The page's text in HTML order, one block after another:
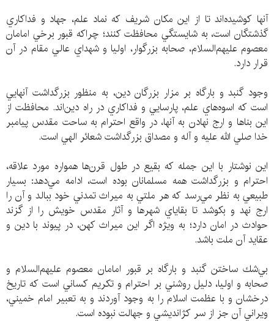
آنها كوشيده‌اند تا از اين مكان شريف كه نماد علم، جهاد و فداكاري
گذشتگان است، به شايستگي محافظت كنند؛ چراكه قبور برخي امامان
معصوم عليهم‌السلام، صحابه بزرگوار، اوليا و شهداي عالي مقام در آن
قرار دارد.
وجود گنبد و بارگاه بر مزار بزرگان دين، به منظور بزرگداشت آنهايي
است كه اسوه‌هاي علم، پارسايي و فداكاري در راه دين‌اند. محافظت از
اين بناها و ارج نهادن به آنها، در واقع احترام به ساحت مقدس پيامبر
خدا صلي الله عليه و آله و مصداق بزرگداشت شعائر الهي است.
اين نوشتار با اين جمله كه بقيع در طول قرن‌ها همواره مورد علاقه،
احترام و بزرگداشت همه مسلمانان بوده است، ادامه مي‌دهد: بسيار
طبيعي به نظر مي‌رسد كه هر ملتي به ميراث تمدني خود ببالد و آن را
ارج نهد و بكوشد تا بقاياي شهرها و آثار مقدس خويش را از گزند
حوادث در امان دارد؛ به ويژه اگر اين ميراث كهن، در پيوند با دين و
عقايد آن ملت باشد.
بي‌شك ساختن گنبد و بارگاه بر قبور امامان معصوم عليهم‌السلام و
صحابه و اوليا، دليل روشني بر احترام و تكريم كساني است كه تاريخ
درخشان و با عظمت اسلام را به وجود آوردند و به تعبير امام خميني،
ويراني آن جز از سر كژانديشي و جهالت نبوده است.